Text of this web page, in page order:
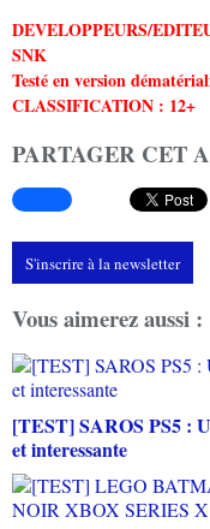
DEVELOPPEURS/
SNK
Testé en version
CLASSIFICATION : 12+
PARTAGER CET
S'inscrire à la newsletter
Vous aimerez aussi :
[TEST] SAROS PS5 :
et interessante